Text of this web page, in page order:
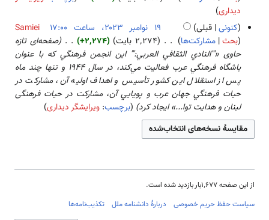
ی
ر
ا
ی
ش
۲
ا
ص
ۀ
و
ی
ر
ا
ی
ش
ن
ل
ا
ص
ۀ
و
ی
ر
ا
ی
ب
د
و
ن
خ
ل
ا
ص
ۀ
و
ی
ا
ی
دیداری
ب
۲
۳
کنونی قبلی
Samiei
بحث مشارکت‌ها ۲٬۲۷۴ بایت +۲٬۲۷۴
صفحه‌ای تازه
حاوی «'''النادي الثقافي العربي:''' اين انجمن فرهنگي كه با عنوان
باشگاه فرهنگي عرب فعاليت مي‌كند، در سال 1944 و تنها چند ماه
پس از استقلال اين كشور تأسيس و اهداف اوليه آن، مشاركت در
حيات فرهنگي جهان عرب و پويايي آن، مشاركت در حيات فرهنگی
لبنان و هدايت توا...» ایجاد کرد
برچسب:ویرایشگر دیداری
از این صفحه ۱٬۶۷۷بار بازدید شده است.
سیاست حفظ حریم خصوصی
دربارهٔ دانشنامه ملل تکذیب‌نامه‌ها